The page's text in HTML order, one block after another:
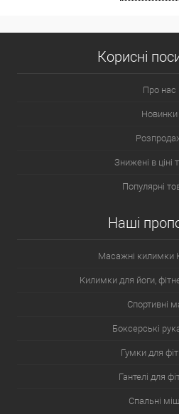
Матеріали, що використовуються
викликати подразнення шкіри,
дотримуйтесь таких правил:
Підбирайте вироби з
шкіри, які може спровокувати
Маленький, але важливий
Капюшон в моделі, що
повністю закривати шию,
Корисні
Про нас
Новинки
Знижені в ціні
Популярні
Наші
Масажні килимки
Килимки для йоги,
Спортивні
Боксерські
Гумки для
Гантелі для
Спальні